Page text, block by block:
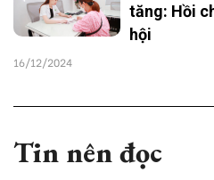
tăng: Hồi
hội
16/12/2024
Tin nên đọc